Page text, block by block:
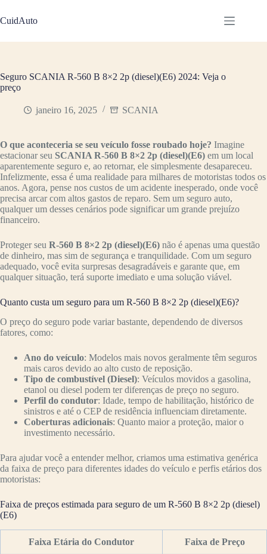
para
o
CuidAuto
Seguro SCANIA R-560 B 8×2 2p (diesel)(E6) 2024: Veja o
preço
janeiro 16, 2025 SCANIA
O que aconteceria se seu veículo fosse roubado hoje? Imagine
estacionar seu SCANIA R-560 B 8×2 2p (diesel)(E6) em um local
aparentemente seguro e, ao retornar, ele simplesmente desapareceu.
Infelizmente, essa é uma realidade para milhares de motoristas todos os
anos. Agora, pense nos custos de um acidente inesperado, onde você
precisa arcar com altos gastos de reparo. Sem um seguro auto,
qualquer um desses cenários pode significar um grande prejuízo
financeiro.
Proteger seu R-560 B 8×2 2p (diesel)(E6) não é apenas uma questão
de dinheiro, mas sim de segurança e tranquilidade. Com um seguro
adequado, você evita surpresas desagradáveis e garante que, em
qualquer situação, terá suporte imediato e uma solução viável.
Quanto custa um seguro para um R-560 B 8×2 2p (diesel)(E6)?
O preço do seguro pode variar bastante, dependendo de diversos
fatores, como:
Ano do veículo: Modelos mais novos geralmente têm seguros
mais caros devido ao alto custo de reposição.
Tipo de combustível (Diesel): Veículos movidos a gasolina,
etanol ou diesel podem ter diferenças de preço no seguro.
Perfil do condutor: Idade, tempo de habilitação, histórico de
sinistros e até o CEP de residência influenciam diretamente.
Coberturas adicionais: Quanto maior a proteção, maior o
investimento necessário.
Para ajudar você a entender melhor, criamos uma estimativa genérica
da faixa de preço para diferentes idades do veículo e perfis etários dos
motoristas:
Faixa de preços estimada para seguro de um R-560 B 8×2 2p (diesel)
(E6)
Faixa Etária do Condutor Faixa de Preço